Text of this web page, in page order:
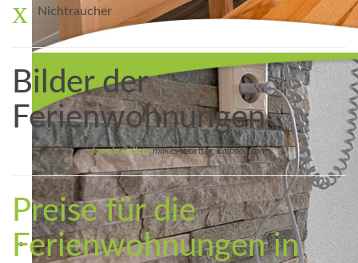
Nichtraucher
Bilder der
Ferienwohnungen
Joomla Gallerymakes it better. Balbooa.com
Preise für die
Ferienwohnungen in